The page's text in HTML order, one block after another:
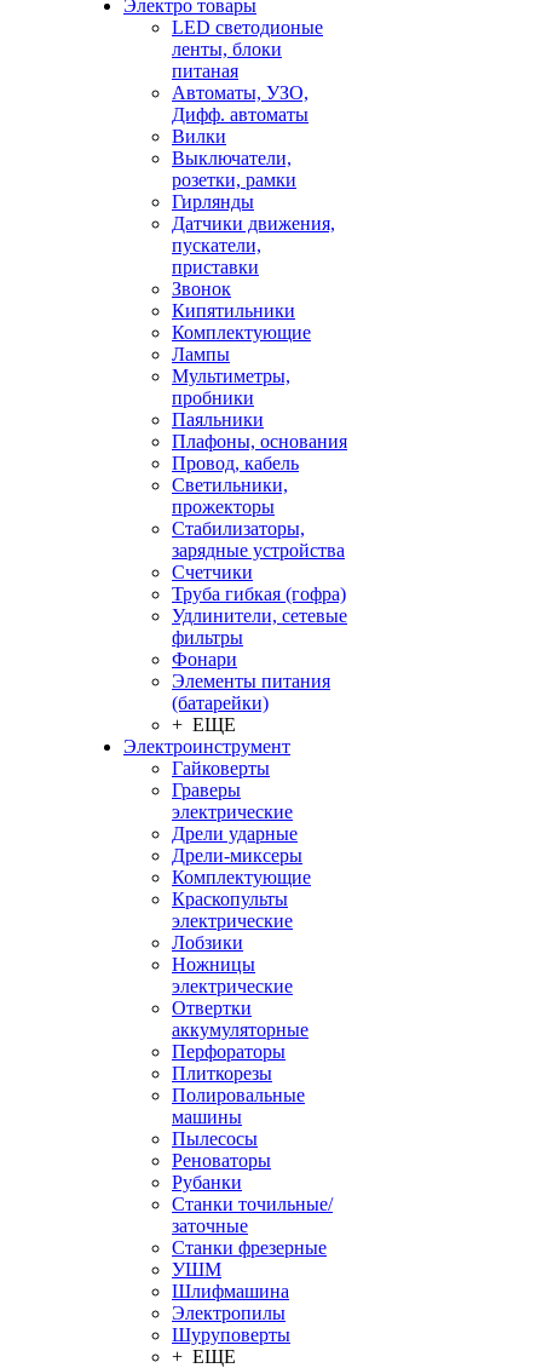
Электро товары
LED светодионые
ленты, блоки
питаная
Автоматы, УЗО,
Дифф. автоматы
Вилки
Выключатели,
розетки, рамки
Гирлянды
Датчики движения,
пускатели,
приставки
Звонок
Кипятильники
Комплектующие
Лампы
Мультиметры,
пробники
Паяльники
Плафоны, основания
Провод, кабель
Светильники,
прожекторы
Стабилизаторы,
зарядные устройства
Счетчики
Труба гибкая (гофра)
Удлинители, сетевые
фильтры
Фонари
Элементы питания
(батарейки)
+ ЕЩЕ
Электроинструмент
Гайковерты
Граверы
электрические
Дрели ударные
Дрели-миксеры
Комплектующие
Краскопульты
электрические
Лобзики
Ножницы
электрические
Отвертки
аккумуляторные
Перфораторы
Плиткорезы
Полировальные
машины
Пылесосы
Реноваторы
Рубанки
Станки точильные/
заточные
Станки фрезерные
УШМ
Шлифмашина
Электропилы
Шуруповерты
+ ЕЩЕ